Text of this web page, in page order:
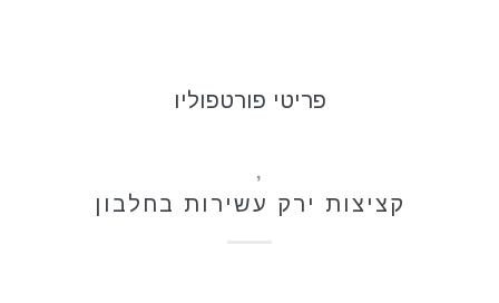
פריטי פורטפוליו
,
קציצות ירק עשירות בחלבון